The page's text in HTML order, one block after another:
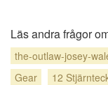
Läs andra frågor
the-outlaw-josey-
Gear
12